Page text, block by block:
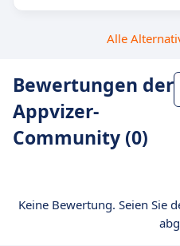
Alle
Bewertungen der
Appvizer-
Community (0)
Keine Bewertung. Seien Sie